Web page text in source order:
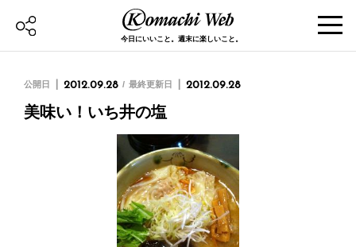
今日にいいこと。週末に楽しいこと。
公開日 2012.09.28 最終更新日 2012.09.28
美味い！いち井の塩